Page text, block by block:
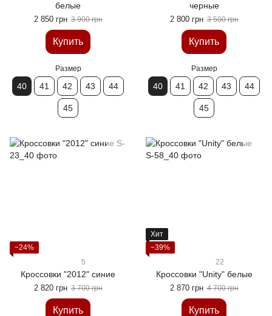
белые
2 850 грн 3 900 грн
Купить
Размер
40 41 42 43 44
45
черные
2 800 грн 3 500 грн
Купить
Размер
40 41 42 43 44
45
−24%
5
Кроссовки "2012" синие
2 820 грн 3 700 грн
Купить
Хит
−39%
22
Кроссовки "Unity" белые
2 870 грн 4 700 грн
Купить